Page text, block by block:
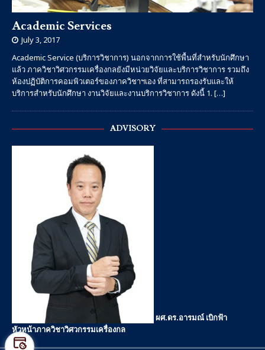
Academic Services
July 3, 2017
Academic Service (บริการวิชาการ) นอกจากการใช้พื้นที่สำหรับนักศึกษา
แล้ว ภาควิชาวิศวกรรมเครื่องกลยังมีหน่วยวิจัยและบริการวิชาการ รวมถึง
ห้องปฏิบัติการคอมพิวเตอร์ของภาควิชาฯเอง ที่สามารถรองรับและให้
บริการสำหรับนักศึกษา งานวิจัยและงานบริการวิชาการ ดังนี้ 1. […]
ADVISORY
ผศ.ดร.อารมณ์ เบิกฟ้า
หัวหน้าภาควิชาวิศวกรรมเครื่องกล